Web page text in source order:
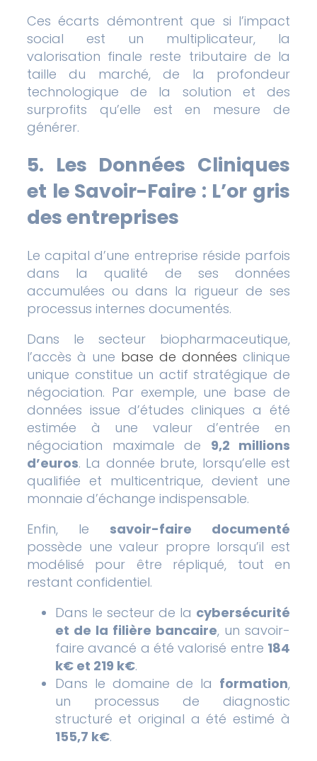
Ces écarts démontrent que si l’impact
social est un multiplicateur, la
valorisation finale reste tributaire de la
taille du marché, de la profondeur
technologique de la solution et des
surprofits qu’elle est en mesure de
générer.
5. Les Données Cliniques
et le Savoir-Faire : L’or gris
des entreprises
Le capital d’une entreprise réside parfois
dans la qualité de ses données
accumulées ou dans la rigueur de ses
processus internes documentés.
Dans le secteur biopharmaceutique,
l’accès à une base de données clinique
unique constitue un actif stratégique de
négociation. Par exemple, une base de
données issue d’études cliniques a été
estimée à une valeur d’entrée en
négociation maximale de 9,2 millions
d’euros. La donnée brute, lorsqu’elle est
qualifiée et multicentrique, devient une
monnaie d’échange indispensable.
Enfin, le savoir-faire documenté
possède une valeur propre lorsqu’il est
modélisé pour être répliqué, tout en
restant confidentiel.
Dans le secteur de la cybersécurité
et de la filière bancaire, un savoir-
faire avancé a été valorisé entre 184
k€ et 219 k€.
Dans le domaine de la formation,
un processus de diagnostic
structuré et original a été estimé à
155,7 k€.